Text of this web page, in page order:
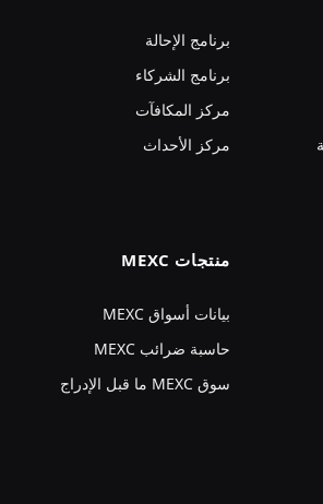
برنامج الإحالة
برنامج الشركاء
مركز المكافآت
مركز الأحداث
منتجات MEXC
بيانات أسواق MEXC
حاسبة ضرائب MEXC
سوق MEXC ما قبل الإدراج